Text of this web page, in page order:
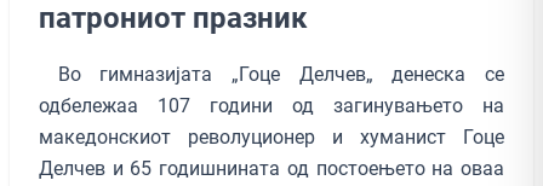
патрониот празник
Во гимназијата „Гоце Делчев„ денеска се
одбележаа 107 години од загинувањето на
македонскиот револуционер и хуманист Гоце
Делчев и 65 годишнината од постоењето на оваа